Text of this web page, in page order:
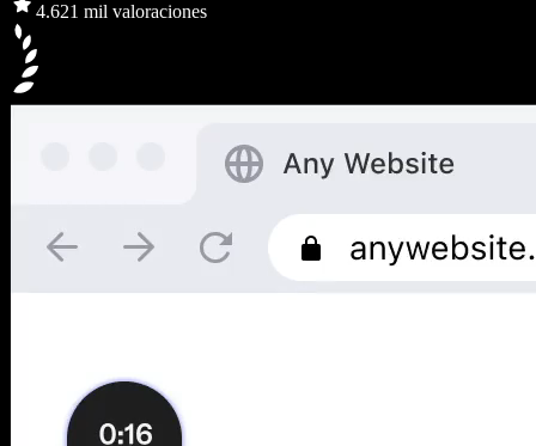
4.621 mil valoraciones